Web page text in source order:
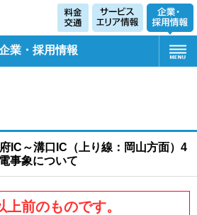
業・採用情報
IC～溝口IC（上り線：岡山方面）4
事象について
前のものです。